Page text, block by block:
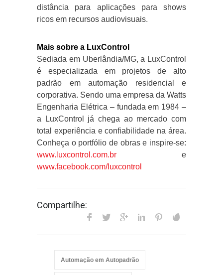
distância para aplicações para shows
ricos em recursos audiovisuais.
Mais sobre a LuxControl
Sediada em Uberlândia/MG, a LuxControl
é especializada em projetos de alto
padrão em automação residencial e
corporativa. Sendo uma empresa da Watts
Engenharia Elétrica – fundada em 1984 –
a LuxControl já chega ao mercado com
total experiência e confiabilidade na área.
Conheça o portfólio de obras e inspire-se:
www.luxcontrol.com.br e
www.facebook.com/luxcontrol
Compartilhe:
Automação em Autopadrão